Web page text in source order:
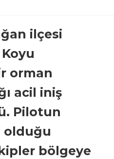
ilçesi
orman
acil iniş
Pilotun
olduğu
bölgeye